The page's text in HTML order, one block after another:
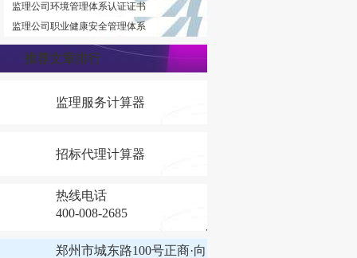
监理公司环境管理体系认证证书
监理公司职业健康安全管理体系
推荐文章排行
监理服务计算器
招标代理计算器
热线电话
400-008-2685
郑州市城东路100号正商·向